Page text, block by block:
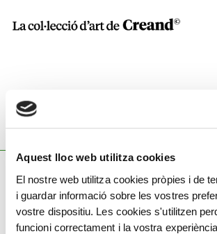
Aquest lloc web utilitza cookies
El nostre web utilitza cookies pròpies i de
i guardar informació sobre les vostres
vostre dispositiu. Les cookies s'utilitzen
funcioni correctament i la vostra
Menú
JOSEP CUSACHS
Coneix la seva obra